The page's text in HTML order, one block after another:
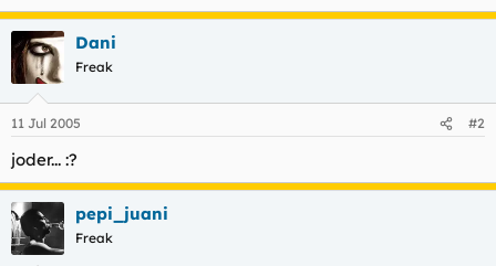
Dani
Freak
11 Jul 2005 #2
joder... :?
pepi_juani
Freak